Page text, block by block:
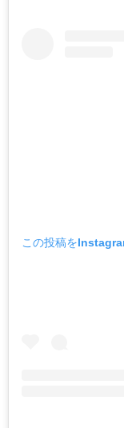
この投稿を